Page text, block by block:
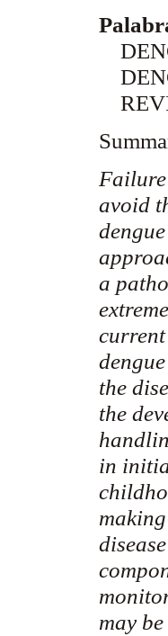
avoid
a
current
the
the
in
may